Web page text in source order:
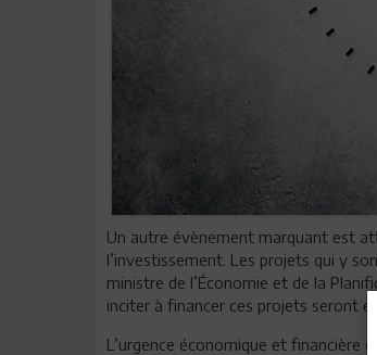
Un autre évènement marquant est
l’investissement. Les projets qui y
ministre de l’Économie et de la
inciter à financer ces projets seront
L’urgence économique et financière